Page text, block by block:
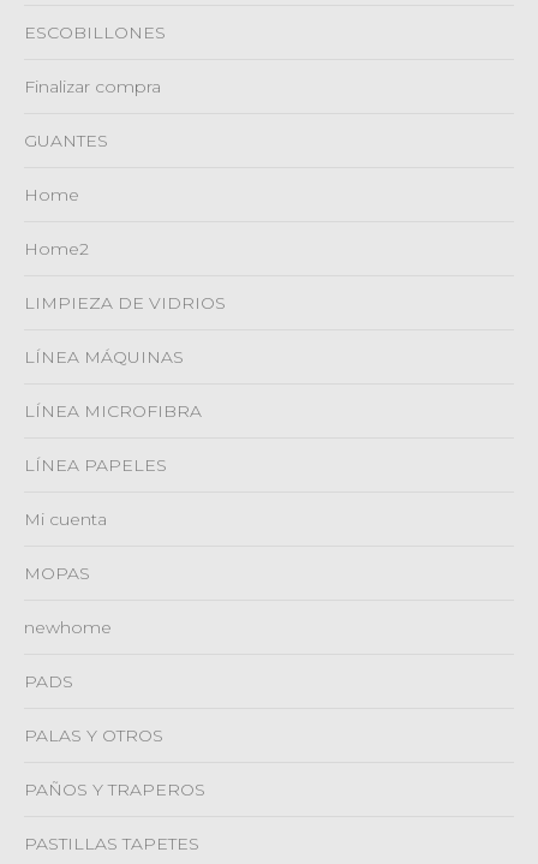
ESCOBILLONES
Finalizar compra
GUANTES
Home
Home2
LIMPIEZA DE VIDRIOS
LÍNEA MÁQUINAS
LÍNEA MICROFIBRA
LÍNEA PAPELES
Mi cuenta
MOPAS
newhome
PADS
PALAS Y OTROS
PAÑOS Y TRAPEROS
PASTILLAS TAPETES